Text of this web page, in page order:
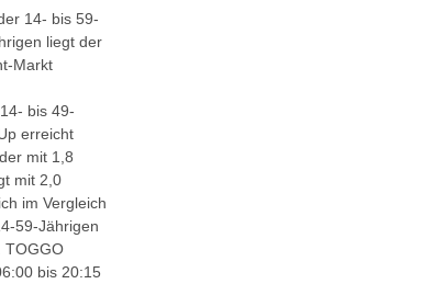
14- bis 59-
liegt der
Markt
bis 49-
erreicht
mit 1,8
mit 2,0
im Vergleich
59-Jährigen
TOGGO
bis 20:15